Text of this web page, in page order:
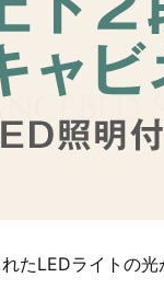
たLEDライトの